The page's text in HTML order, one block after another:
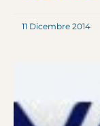
11 Dicembre 2014